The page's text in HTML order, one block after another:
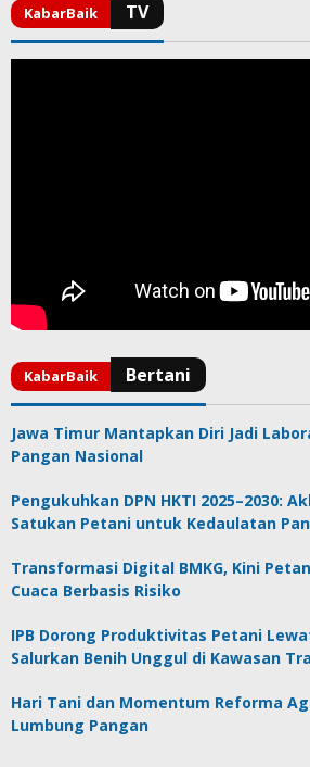
Jawa Timur Mantapkan Diri Jadi
Pangan Nasional
Pengukuhkan DPN HKTI 2025–2030:
Satukan Petani untuk Kedaulatan
Transformasi Digital BMKG, Kini
Cuaca Berbasis Risiko
IPB Dorong Produktivitas Petani
Salurkan Benih Unggul di Kawasan
Hari Tani dan Momentum Reforma
Lumbung Pangan